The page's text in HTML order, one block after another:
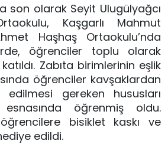
son olarak Seyit Ulugülyağcı
Kaşgarlı Mahmut
Haşhaş Ortaokulu’nda
öğrenciler toplu olarak
Zabıta birimlerinin eşlik
öğrenciler kavşaklardan
gereken hususları
öğrenmiş oldu.
bisiklet kaskı ve
edildi.